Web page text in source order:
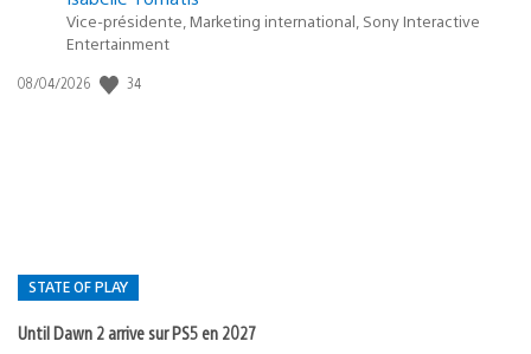
Vice-présidente, Marketing international, Sony Interactive
Entertainment
Date
08/04/2026 34
STATE OF PLAY
Until Dawn 2 arrive sur PS5 en 2027